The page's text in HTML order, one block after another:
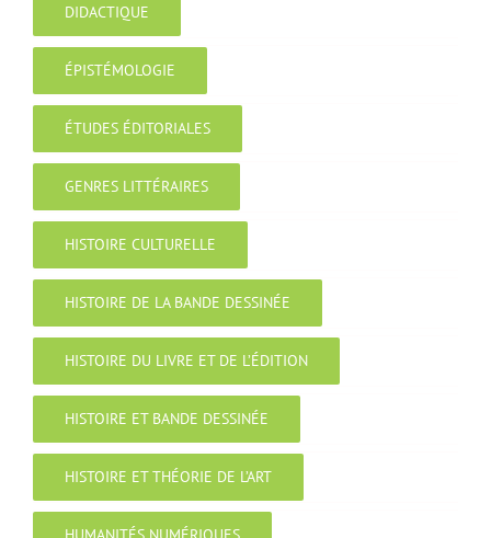
DIDACTIQUE
ÉPISTÉMOLOGIE
ÉTUDES ÉDITORIALES
GENRES LITTÉRAIRES
HISTOIRE CULTURELLE
HISTOIRE DE LA BANDE DESSINÉE
HISTOIRE DU LIVRE ET DE L’ÉDITION
HISTOIRE ET BANDE DESSINÉE
HISTOIRE ET THÉORIE DE L’ART